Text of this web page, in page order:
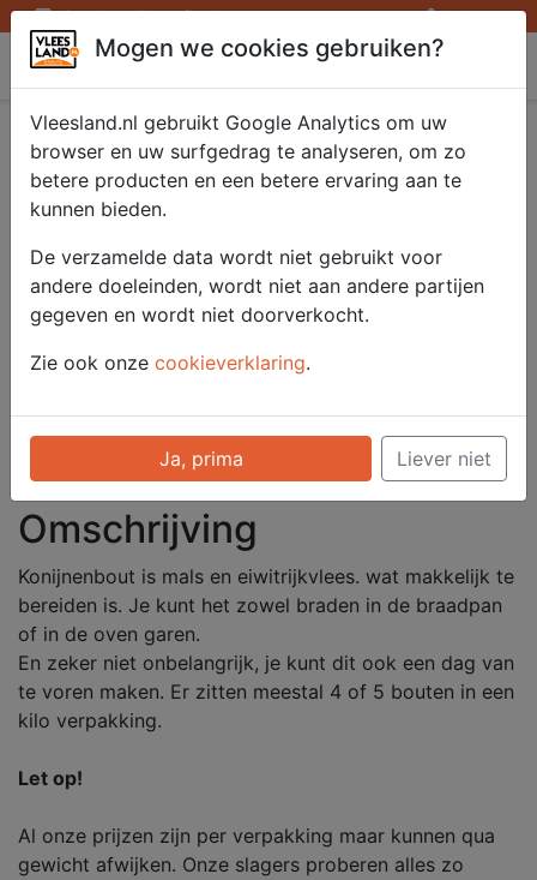
Openingstijden afhaalpunten Inloggen
Vleesland
konijnenbout 1000 gr.
51619
Categorie
Vlees - Wild & Frans
Gevogelte
Voor onze prijzen moet u
ingelogd zijn.
Selecteer hier uw afhaalpunt
Omschrijving
Konijnenbout is mals en eiwitrijkvlees. wat makkelijk te
bereiden is. Je kunt het zowel braden in de braadpan
of in de oven garen.
En zeker niet onbelangrijk, je kunt dit ook een dag van
te voren maken. Er zitten meestal 4 of 5 bouten in een
kilo verpakking.
Let op!
Al onze prijzen zijn per verpakking maar kunnen qua
gewicht afwijken. Onze slagers proberen alles zo
Mogen we cookies gebruiken?
Vleesland.nl gebruikt Google Analytics om uw
browser en uw surfgedrag te analyseren, om zo
betere producten en een betere ervaring aan te
kunnen bieden.
De verzamelde data wordt niet gebruikt voor
andere doeleinden, wordt niet aan andere partijen
gegeven en wordt niet doorverkocht.
Zie ook onze cookieverklaring.
Ja, prima Liever niet